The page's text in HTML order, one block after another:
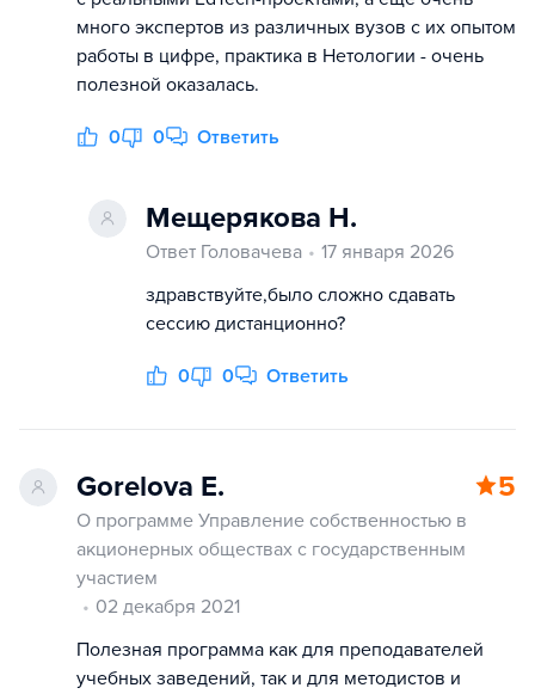
много экспертов из различных вузов с их опытом
работы в цифре, практика в Нетологии - очень
полезной оказалась.
0 0 Ответить
Мещерякова Н.
Ответ Головачева
17 января 2026
здравствуйте,было сложно сдавать
сессию дистанционно?
0 0 Ответить
Gorelova E. 5
О программе Управление собственностью в
акционерных обществах с государственным
участием
02 декабря 2021
Полезная программа как для преподавателей
учебных заведений, так и для методистов и